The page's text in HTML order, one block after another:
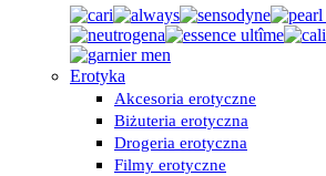
Erotyka
Akcesoria erotyczne
Biżuteria erotyczna
Drogeria erotyczna
Filmy erotyczne